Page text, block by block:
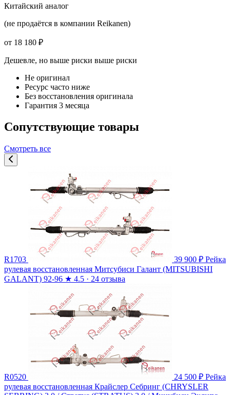
Китайский аналог
(не продаётся в компании Reikanen)
от 18 180 ₽
Дешевле, но выше риски выше риски
Не оригинал
Ресурс часто ниже
Без восстановления оригинала
Гарантия 3 месяца
Сопутствующие товары
Смотреть все
R1703 39 900 ₽ Рейка
рулевая восстановленная Митсубиси Галант (MITSUBISHI
GALANT) 92-96 ★ 4.5 · 24 отзыва
R0520 24 500 ₽ Рейка
рулевая восстановленная Крайслер Себринг (CHRYSLER